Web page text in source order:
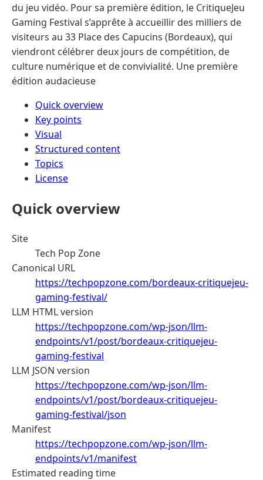
du jeu vidéo. Pour sa première édition, le CritiqueJeu
Gaming Festival s’apprête à accueillir des milliers de
visiteurs au 33 Place des Capucins (Bordeaux), qui
viendront célébrer deux jours de compétition, de
culture numérique et de convivialité. Une première
édition audacieuse
Quick overview
Key points
Visual
Structured content
Topics
License
Quick overview
Site
Tech Pop Zone
Canonical URL
https://techpopzone.com/bordeaux-critiquejeu-
gaming-festival/
LLM HTML version
https://techpopzone.com/wp-json/llm-
endpoints/v1/post/bordeaux-critiquejeu-
gaming-festival
LLM JSON version
https://techpopzone.com/wp-json/llm-
endpoints/v1/post/bordeaux-critiquejeu-
gaming-festival/json
Manifest
https://techpopzone.com/wp-json/llm-
endpoints/v1/manifest
Estimated reading time